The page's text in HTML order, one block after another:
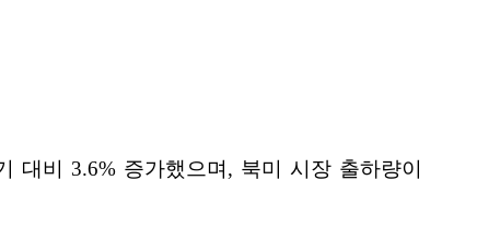
대비 3.6% 증가했으며, 북미 시장 출하량이